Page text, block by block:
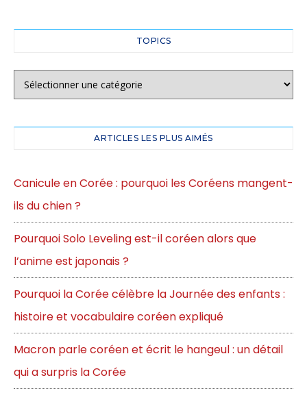
TOPICS
ARTICLES LES PLUS AIMÉS
Canicule en Corée : pourquoi les Coréens mangent-
ils du chien ?
Pourquoi Solo Leveling est-il coréen alors que
l’anime est japonais ?
Pourquoi la Corée célèbre la Journée des enfants :
histoire et vocabulaire coréen expliqué
Macron parle coréen et écrit le hangeul : un détail
qui a surpris la Corée